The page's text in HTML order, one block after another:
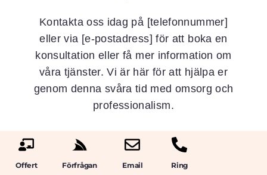
Kontakta oss idag på [telefonnummer]
eller via [e-postadress] för att boka en
konsultation eller få mer information om
våra tjänster. Vi är här för att hjälpa er
genom denna svåra tid med omsorg och
professionalism.
Offert Förfrågan Email Ring